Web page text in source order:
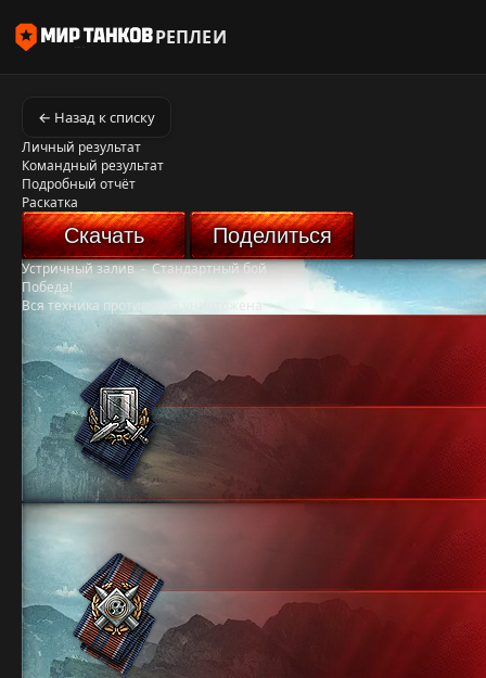
РЕПЛЕИ
← Назад к списку
Личный результат
Командный результат
Подробный отчёт
Раскатка
Скачать Поделиться
Устричный залив-Стандартный бой
Победа!
Вся техника противника уничтожена